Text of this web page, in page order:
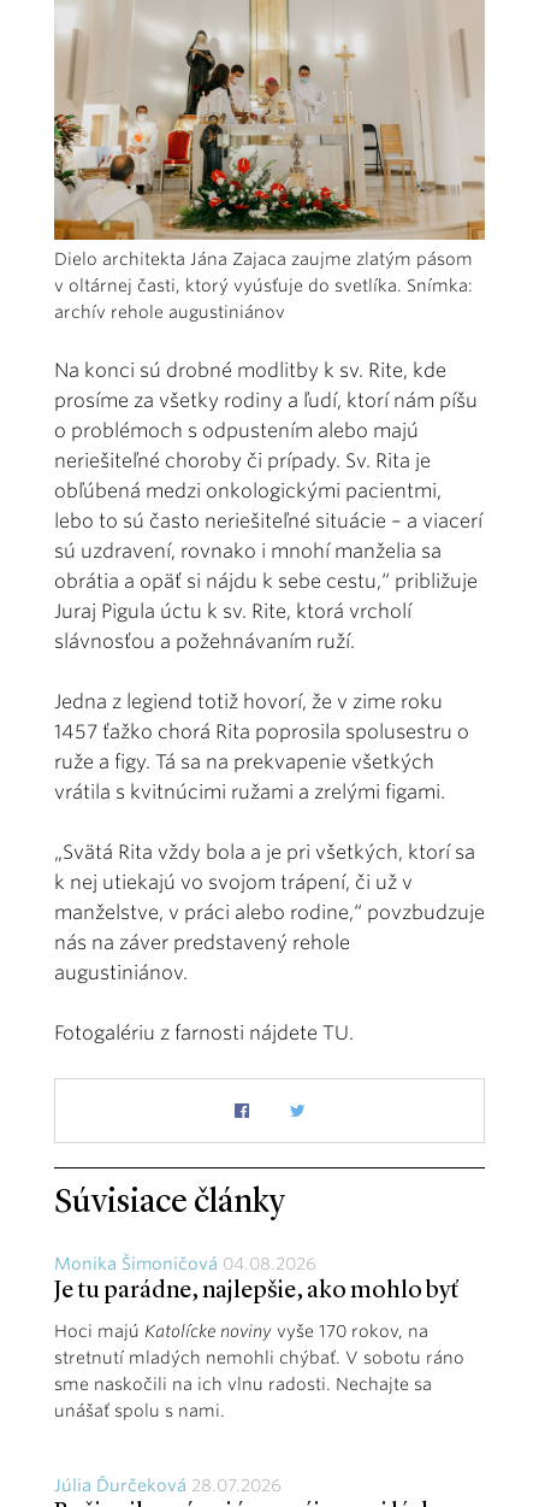
Dielo architekta Jána Zajaca zaujme zlatým pásom
v oltárnej časti, ktorý vyúsťuje do svetlíka. Snímka:
archív rehole augustiniánov
Na konci sú drobné modlitby k sv. Rite, kde
prosíme za všetky rodiny a ľudí, ktorí nám píšu
o problémoch s odpustením alebo majú
neriešiteľné choroby či prípady. Sv. Rita je
obľúbená medzi onkologickými pacientmi,
lebo to sú často neriešiteľné situácie – a viacerí
sú uzdravení, rovnako i mnohí manželia sa
obrátia a opäť si nájdu k sebe cestu,“ približuje
Juraj Pigula úctu k sv. Rite, ktorá vrcholí
slávnosťou a požehnávaním ruží.
Jedna z legiend totiž hovorí, že v zime roku
1457 ťažko chorá Rita poprosila spolusestru o
ruže a figy. Tá sa na prekvapenie všetkých
vrátila s kvitnúcimi ružami a zrelými figami.
„Svätá Rita vždy bola a je pri všetkých, ktorí sa
k nej utiekajú vo svojom trápení, či už v
manželstve, v práci alebo rodine,“ povzbudzuje
nás na záver predstavený rehole
augustiniánov.
Fotogalériu z farnosti nájdete TU.
Súvisiace články
Monika Šimoničová 04.08.2026
Je tu parádne, najlepšie, ako mohlo byť
Hoci majú Katolícke noviny vyše 170 rokov, na
stretnutí mladých nemohli chýbať. V sobotu ráno
sme naskočili na ich vlnu radosti. Nechajte sa
unášať spolu s nami.
Júlia Ďurčeková 28.07.2026